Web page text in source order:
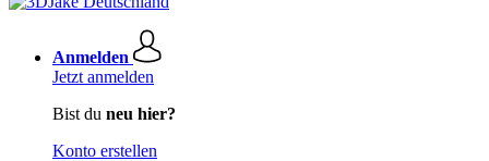
Anmelden
Jetzt anmelden
Bist du neu hier?
Konto erstellen